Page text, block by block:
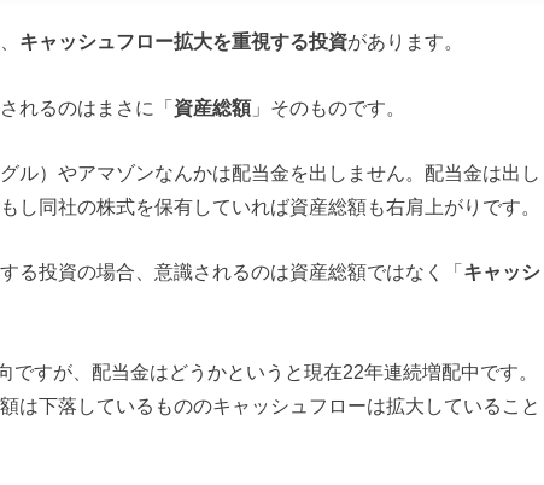
キャッシュフロー拡大を重視する投資があります。
れるのはまさに「資産総額」そのものです。
ル）やアマゾンなんかは配当金を出しません。配当金は出し
し同社の株式を保有していれば資産総額も右肩上がりです。
る投資の場合、意識されるのは資産総額ではなく「キャッシ
すが、配当金はどうかというと現在22年連続増配中です。
は下落しているもののキャッシュフローは拡大していること